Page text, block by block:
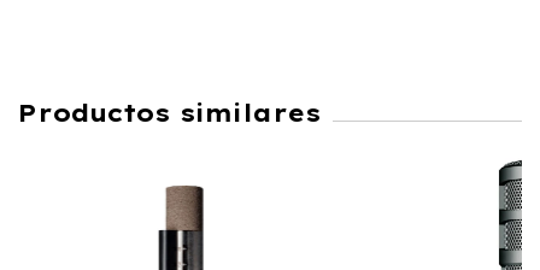
Productos similares